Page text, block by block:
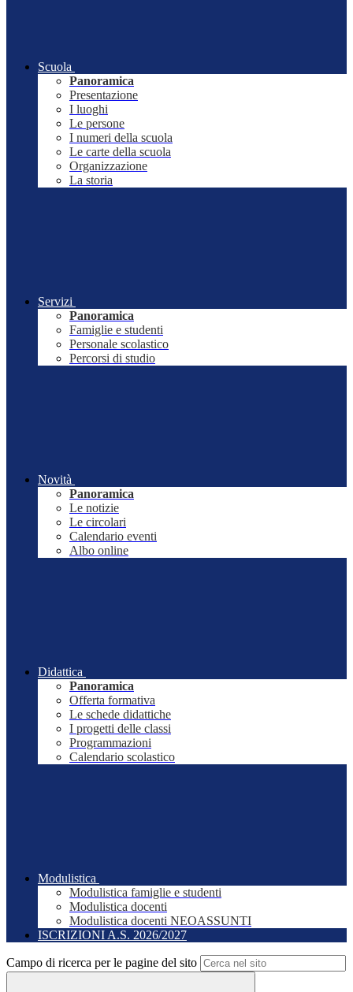
Scuola
Panoramica
Presentazione
I luoghi
Le persone
I numeri della scuola
Le carte della scuola
Organizzazione
La storia
Servizi
Panoramica
Famiglie e studenti
Personale scolastico
Percorsi di studio
Novità
Panoramica
Le notizie
Le circolari
Calendario eventi
Albo online
Didattica
Panoramica
Offerta formativa
Le schede didattiche
I progetti delle classi
Programmazioni
Calendario scolastico
Modulistica
Modulistica famiglie e studenti
Modulistica docenti
Modulistica docenti NEOASSUNTI
ISCRIZIONI A.S. 2026/2027
Campo di ricerca per le pagine del sito